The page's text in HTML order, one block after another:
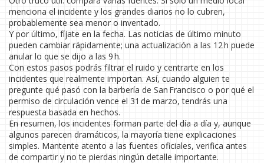
menciona el incidente y los grandes diarios no lo cubren,
probablemente sea menor o inventado.
Y por último, fíjate en la fecha. Las noticias de último minuto
pueden cambiar rápidamente; una actualización a las 12 h puede
anular lo que se dijo a las 9 h.
Con estos pasos podrás filtrar el ruido y centrarte en los
incidentes que realmente importan. Así, cuando alguien te
pregunte qué pasó con la barbería de San Francisco o por qué el
permiso de circulación vence el 31 de marzo, tendrás una
respuesta basada en hechos.
En resumen, los incidentes forman parte del día a día y, aunque
algunos parecen dramáticos, la mayoría tiene explicaciones
simples. Mantente atento a las fuentes oficiales, verifica antes
de compartir y no te pierdas ningún detalle importante.